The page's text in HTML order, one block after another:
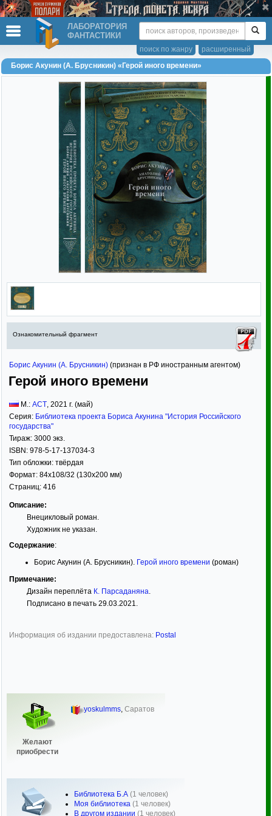
ЛАБОРАТОРИЯ
ФАНТАСТИКИ
расширенный
поиск по жанру
Борис Акунин (А. Брусникин) «Герой иного времени»
Ознакомительный фрагмент
Борис Акунин (А. Брусникин) (признан в РФ иностранным агентом)
Герой иного времени
М.: АСТ, 2021 г. (май)
Серия: Библиотека проекта Бориса Акунина "История Российского
государства"
Тираж: 3000 экз.
ISBN: 978-5-17-137034-3
Тип обложки: твёрдая
Формат: 84x108/32 (130x200 мм)
Страниц: 416
Описание:
Внецикловый роман.
Художник не указан.
Содержание:
Борис Акунин (А. Брусникин). Герой иного времени (роман)
Примечание:
Дизайн переплёта К. Парсаданяна.
Подписано в печать 29.03.2021.
Информация об издании предоставлена: Postal
Желают
приобрести
yoskulmms, Саратов
Библиотека Б.А (1 человек)
Моя библиотека (1 человек)
В другом издании (1 человек)